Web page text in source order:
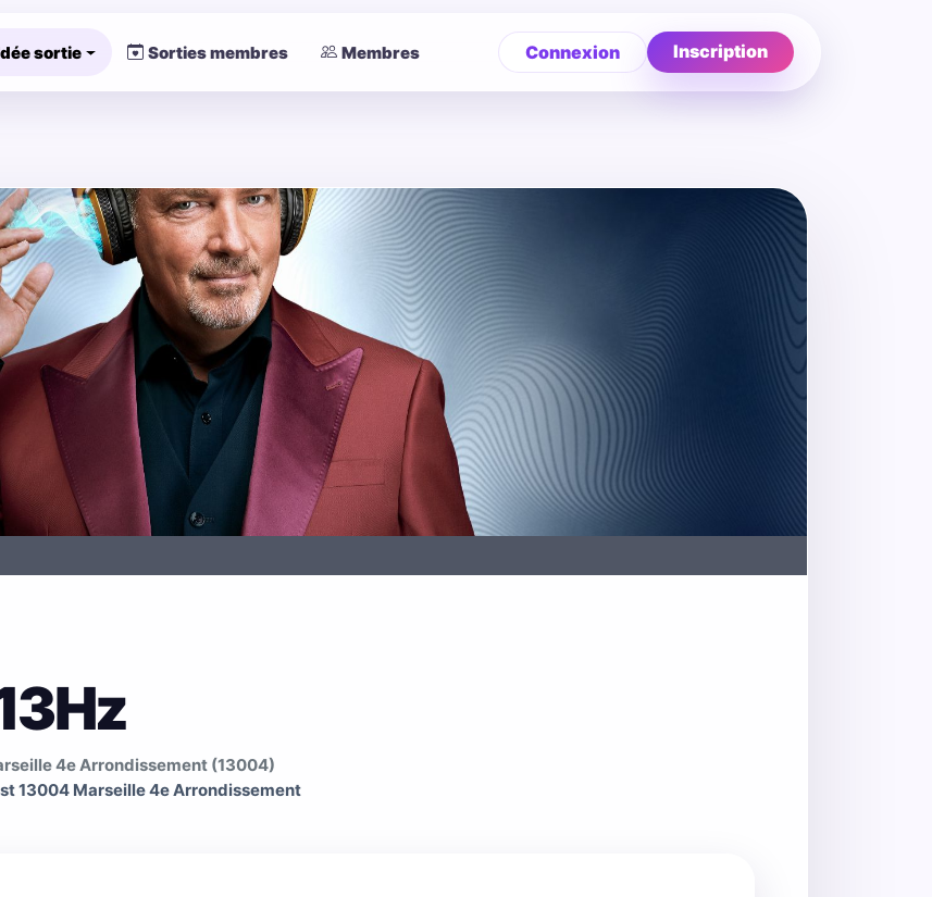
Connexion Inscription
sortie Sorties membres Membres
4e Arrondissement (13004)
13004 Marseille 4e Arrondissement